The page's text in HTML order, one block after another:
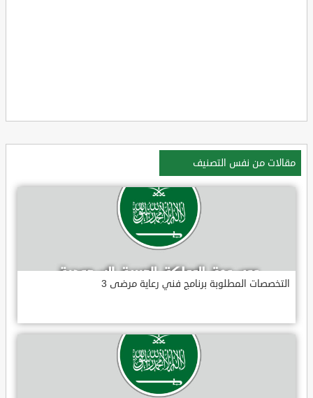
مقالات من نفس التصنيف
التخصصات المطلوبة برنامج فني رعاية مرضى 3